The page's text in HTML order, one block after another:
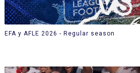
EFA y AFLE 2026 - Regular season